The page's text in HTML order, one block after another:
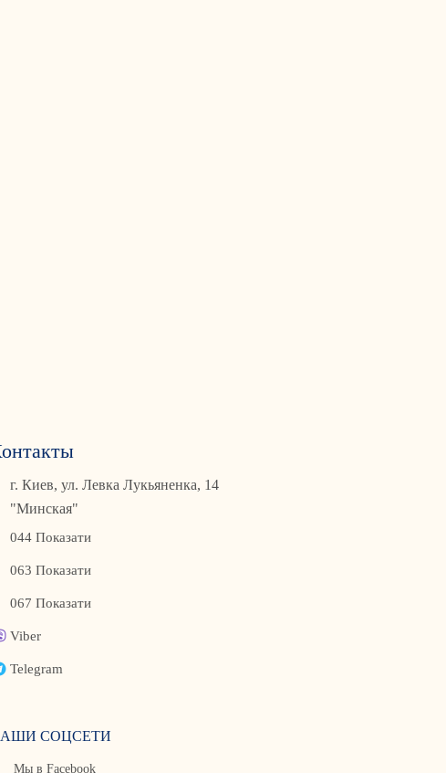
г. Киев, ул. Левка Лукьяненка, 14
"Минская"
044 Показати
063 Показати
067 Показати
Viber
Telegram
СОЦСЕТИ
Мы в Facebook